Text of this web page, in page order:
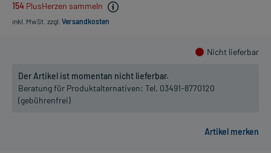
154 PlusHerzen sammeln
inkl. MwSt. zzgl. Versandkosten
Nicht lieferbar
Der Artikel ist momentan nicht lieferbar.
Beratung für Produktalternativen: Tel. 03491-8770120
(gebührenfrei)